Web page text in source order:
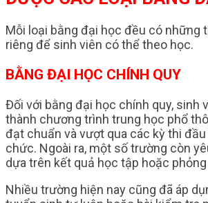
Mỗi loại bằng đại học đều có những
riêng để sinh viên có thể theo học.
BẰNG ĐẠI HỌC CHÍNH QUY
Đối với bằng đại học chính quy, sinh
thành chương trình trung học phổ
đạt chuẩn và vượt qua các kỳ thi
chức. Ngoài ra, một số trường còn
dựa trên kết quả học tập hoặc
Nhiều trường hiện nay cũng đã áp